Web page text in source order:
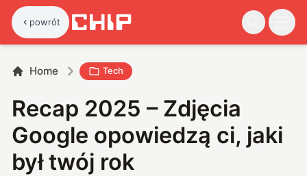
powrót
Home Tech
Recap 2025 – Zdjęcia
Google opowiedzą ci, jaki
był twój rok